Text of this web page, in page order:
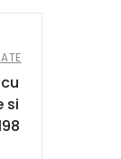
si